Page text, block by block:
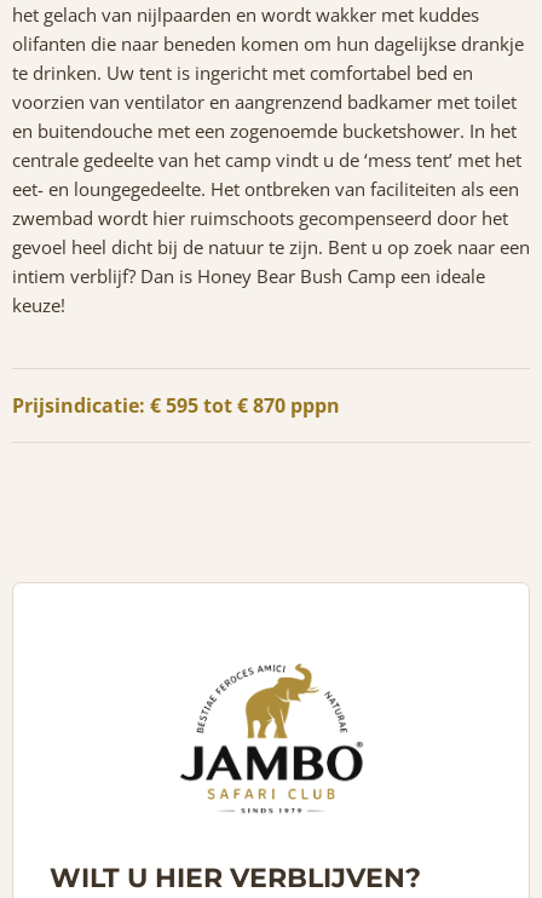
het gelach van nijlpaarden en wordt wakker met kuddes
olifanten die naar beneden komen om hun dagelijkse drankje
te drinken. Uw tent is ingericht met comfortabel bed en
voorzien van ventilator en aangrenzend badkamer met toilet
en buitendouche met een zogenoemde bucketshower. In het
centrale gedeelte van het camp vindt u de ‘mess tent’ met het
eet- en loungegedeelte. Het ontbreken van faciliteiten als een
zwembad wordt hier ruimschoots gecompenseerd door het
gevoel heel dicht bij de natuur te zijn. Bent u op zoek naar een
intiem verblijf? Dan is Honey Bear Bush Camp een ideale
keuze!
Prijsindicatie: € 595 tot € 870 pppn
WILT U HIER VERBLIJVEN?